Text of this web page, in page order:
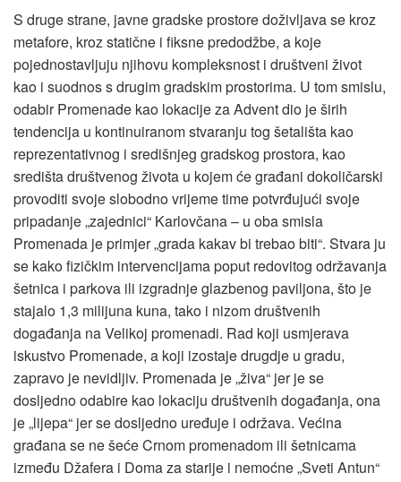
S druge strane, javne gradske prostore doživljava se kroz
metafore, kroz statične i fiksne predodžbe, a koje
pojednostavljuju njihovu kompleksnost i društveni život
kao i suodnos s drugim gradskim prostorima. U tom smislu,
odabir Promenade kao lokacije za Advent dio je širih
tendencija u kontinuiranom stvaranju tog šetališta kao
reprezentativnog i središnjeg gradskog prostora, kao
središta društvenog života u kojem će građani dokoličarski
provoditi svoje slobodno vrijeme time potvrđujući svoje
pripadanje „zajednici“ Karlovčana – u oba smisla
Promenada je primjer „grada kakav bi trebao biti“. Stvara ju
se kako fizičkim intervencijama poput redovitog održavanja
šetnica i parkova ili izgradnje glazbenog paviljona, što je
stajalo 1,3 milijuna kuna, tako i nizom društvenih
događanja na Velikoj promenadi. Rad koji usmjerava
iskustvo Promenade, a koji izostaje drugdje u gradu,
zapravo je nevidljiv. Promenada je „živa“ jer je se
dosljedno odabire kao lokaciju društvenih događanja, ona
je „lijepa“ jer se dosljedno uređuje i održava. Većina
građana se ne šeće Crnom promenadom ili šetnicama
između Džafera i Doma za starije i nemoćne „Sveti Antun“